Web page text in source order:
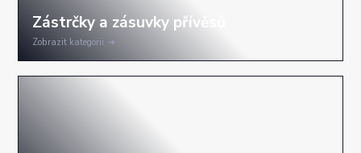
Zobrazit kategorii